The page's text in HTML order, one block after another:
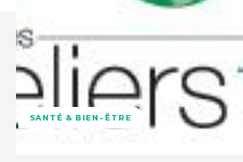
SANTÉ & BIEN-ÊTRE